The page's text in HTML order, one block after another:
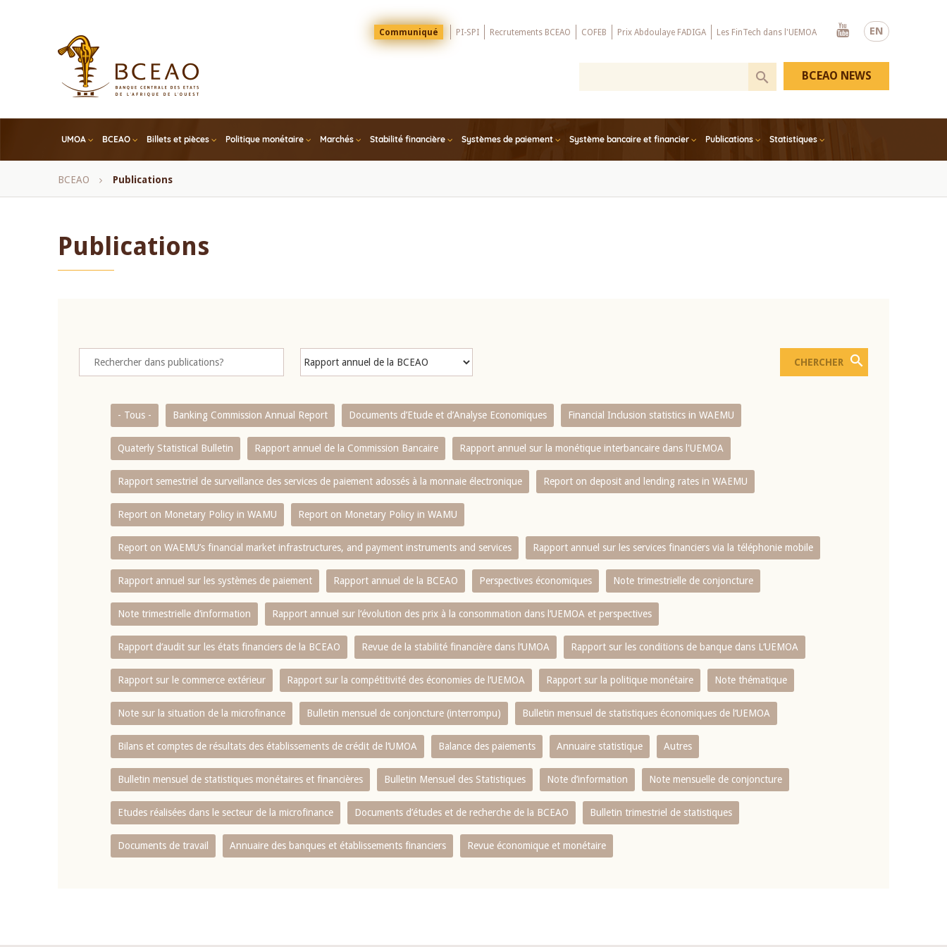
EN
Menu
Top
Communiqué PI-SPI Recrutements BCEAO COFEB Prix Abdoulaye FADIGA Les FinTech dans l'UEMOA
Youtube
UMOA BCEAO Billets et pièces Politique monétaire Marchés Stabilité financière Systèmes de paiement Système bancaire et financier Publications Statistiques
BCEAO NEWS
Fil
BCEAO Publications
Publications
- Tous - Banking Commission Annual Report Documents d’Etude et d’Analyse Economiques Financial Inclusion statistics in WAEMU
Quaterly Statistical Bulletin Rapport annuel de la Commission Bancaire Rapport annuel sur la monétique interbancaire dans l'UEMOA
Rapport semestriel de surveillance des services de paiement adossés à la monnaie électronique Report on deposit and lending rates in WAEMU
Report on Monetary Policy in WAMU Report on Monetary Policy in WAMU
Report on WAEMU’s financial market infrastructures, and payment instruments and services Rapport annuel sur les services financiers via la téléphonie mobile
Rapport annuel sur les systèmes de paiement Rapport annuel de la BCEAO Perspectives économiques Note trimestrielle de conjoncture
Note trimestrielle d‘information Rapport annuel sur l‘évolution des prix à la consommation dans l‘UEMOA et perspectives
Rapport d‘audit sur les états financiers de la BCEAO Revue de la stabilité financière dans l‘UMOA Rapport sur les conditions de banque dans L‘UEMOA
Rapport sur le commerce extérieur Rapport sur la compétitivité des économies de l‘UEMOA Rapport sur la politique monétaire Note thématique
Note sur la situation de la microfinance Bulletin mensuel de conjoncture (interrompu) Bulletin mensuel de statistiques économiques de l‘UEMOA
Bilans et comptes de résultats des établissements de crédit de l‘UMOA Balance des paiements Annuaire statistique Autres
Bulletin mensuel de statistiques monétaires et financières Bulletin Mensuel des Statistiques Note d’information Note mensuelle de conjoncture
Etudes réalisées dans le secteur de la microfinance Documents d’études et de recherche de la BCEAO Bulletin trimestriel de statistiques
Documents de travail Annuaire des banques et établissements financiers Revue économique et monétaire